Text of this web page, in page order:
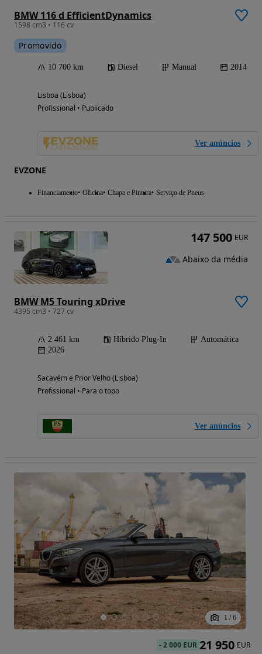
BMW 116 d EfficientDynamics
1598 cm3 • 116 cv
Promovido
10 700 km Diesel Manual 2014
Lisboa (Lisboa)
Profissional • Publicado
Ver anúncios
EVZONE
Financiamento Oficina Chapa e Pintura Serviço de Pneus
BMW M5 Touring xDrive
4395 cm3 • 727 cv
2 461 km Híbrido Plug-In
Automática
2026
Sacavém e Prior Velho (Lisboa)
Profissional • Para o topo
Ver anúncios
147 500 EUR
Abaixo da média
1 / 6
-2 000 EUR 21 950 EUR